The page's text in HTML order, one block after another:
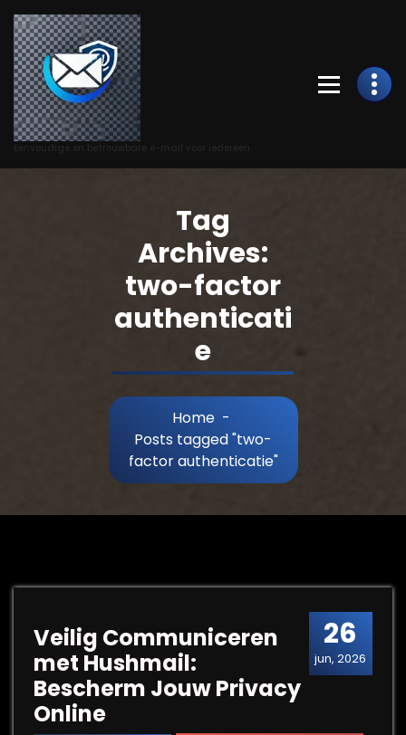
Skip
to
Content
Tag
Archives:
two-factor
authenticati
e
Home -
Posts tagged "two-
factor authenticatie"
26
jun, 2026
Veilig Communiceren
met Hushmail:
Bescherm Jouw Privacy
Online